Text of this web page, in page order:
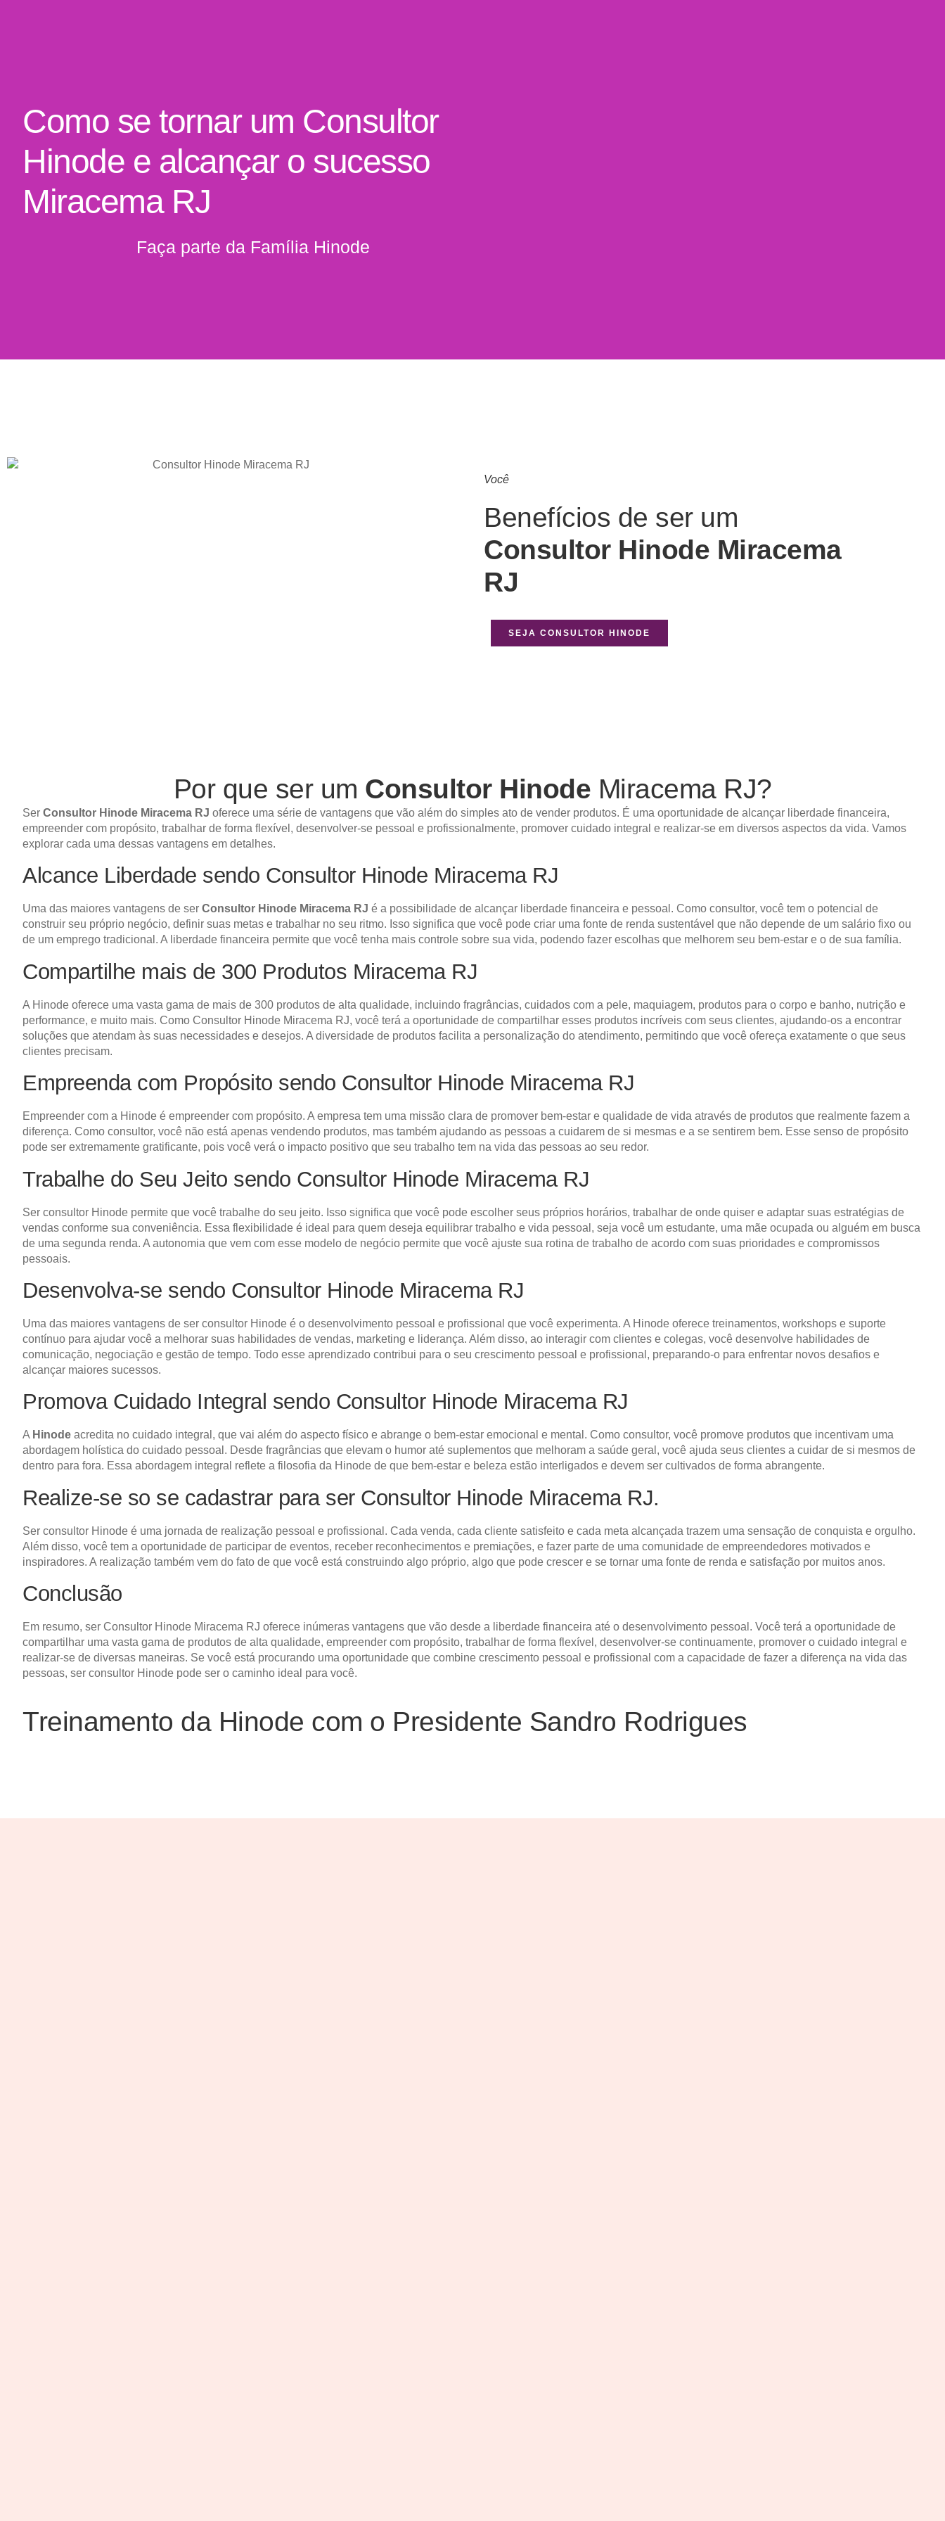
Como se tornar um Consultor
Hinode e alcançar o sucesso
Miracema RJ
Faça parte da Família Hinode
Você
Benefícios de ser um
Consultor Hinode Miracema
RJ
SEJA CONSULTOR HINODE
Por que ser um Consultor Hinode Miracema RJ?
Ser Consultor Hinode Miracema RJ oferece uma série de vantagens que vão além do simples ato de vender produtos. É uma oportunidade de alcançar liberdade financeira,
empreender com propósito, trabalhar de forma flexível, desenvolver-se pessoal e profissionalmente, promover cuidado integral e realizar-se em diversos aspectos da vida. Vamos
explorar cada uma dessas vantagens em detalhes.
Alcance Liberdade sendo Consultor Hinode Miracema RJ
Uma das maiores vantagens de ser Consultor Hinode Miracema RJ é a possibilidade de alcançar liberdade financeira e pessoal. Como consultor, você tem o potencial de
construir seu próprio negócio, definir suas metas e trabalhar no seu ritmo. Isso significa que você pode criar uma fonte de renda sustentável que não depende de um salário fixo ou
de um emprego tradicional. A liberdade financeira permite que você tenha mais controle sobre sua vida, podendo fazer escolhas que melhorem seu bem-estar e o de sua família.
Compartilhe mais de 300 Produtos Miracema RJ
A Hinode oferece uma vasta gama de mais de 300 produtos de alta qualidade, incluindo fragrâncias, cuidados com a pele, maquiagem, produtos para o corpo e banho, nutrição e
performance, e muito mais. Como Consultor Hinode Miracema RJ, você terá a oportunidade de compartilhar esses produtos incríveis com seus clientes, ajudando-os a encontrar
soluções que atendam às suas necessidades e desejos. A diversidade de produtos facilita a personalização do atendimento, permitindo que você ofereça exatamente o que seus
clientes precisam.
Empreenda com Propósito sendo Consultor Hinode Miracema RJ
Empreender com a Hinode é empreender com propósito. A empresa tem uma missão clara de promover bem-estar e qualidade de vida através de produtos que realmente fazem a
diferença. Como consultor, você não está apenas vendendo produtos, mas também ajudando as pessoas a cuidarem de si mesmas e a se sentirem bem. Esse senso de propósito
pode ser extremamente gratificante, pois você verá o impacto positivo que seu trabalho tem na vida das pessoas ao seu redor.
Trabalhe do Seu Jeito sendo Consultor Hinode Miracema RJ
Ser consultor Hinode permite que você trabalhe do seu jeito. Isso significa que você pode escolher seus próprios horários, trabalhar de onde quiser e adaptar suas estratégias de
vendas conforme sua conveniência. Essa flexibilidade é ideal para quem deseja equilibrar trabalho e vida pessoal, seja você um estudante, uma mãe ocupada ou alguém em busca
de uma segunda renda. A autonomia que vem com esse modelo de negócio permite que você ajuste sua rotina de trabalho de acordo com suas prioridades e compromissos
pessoais.
Desenvolva-se sendo Consultor Hinode Miracema RJ
Uma das maiores vantagens de ser consultor Hinode é o desenvolvimento pessoal e profissional que você experimenta. A Hinode oferece treinamentos, workshops e suporte
contínuo para ajudar você a melhorar suas habilidades de vendas, marketing e liderança. Além disso, ao interagir com clientes e colegas, você desenvolve habilidades de
comunicação, negociação e gestão de tempo. Todo esse aprendizado contribui para o seu crescimento pessoal e profissional, preparando-o para enfrentar novos desafios e
alcançar maiores sucessos.
Promova Cuidado Integral sendo Consultor Hinode Miracema RJ
A Hinode acredita no cuidado integral, que vai além do aspecto físico e abrange o bem-estar emocional e mental. Como consultor, você promove produtos que incentivam uma
abordagem holística do cuidado pessoal. Desde fragrâncias que elevam o humor até suplementos que melhoram a saúde geral, você ajuda seus clientes a cuidar de si mesmos de
dentro para fora. Essa abordagem integral reflete a filosofia da Hinode de que bem-estar e beleza estão interligados e devem ser cultivados de forma abrangente.
Realize-se so se cadastrar para ser Consultor Hinode Miracema RJ.
Ser consultor Hinode é uma jornada de realização pessoal e profissional. Cada venda, cada cliente satisfeito e cada meta alcançada trazem uma sensação de conquista e orgulho.
Além disso, você tem a oportunidade de participar de eventos, receber reconhecimentos e premiações, e fazer parte de uma comunidade de empreendedores motivados e
inspiradores. A realização também vem do fato de que você está construindo algo próprio, algo que pode crescer e se tornar uma fonte de renda e satisfação por muitos anos.
Conclusão
Em resumo, ser Consultor Hinode Miracema RJ oferece inúmeras vantagens que vão desde a liberdade financeira até o desenvolvimento pessoal. Você terá a oportunidade de
compartilhar uma vasta gama de produtos de alta qualidade, empreender com propósito, trabalhar de forma flexível, desenvolver-se continuamente, promover o cuidado integral e
realizar-se de diversas maneiras. Se você está procurando uma oportunidade que combine crescimento pessoal e profissional com a capacidade de fazer a diferença na vida das
pessoas, ser consultor Hinode pode ser o caminho ideal para você.
Treinamento da Hinode com o Presidente Sandro Rodrigues